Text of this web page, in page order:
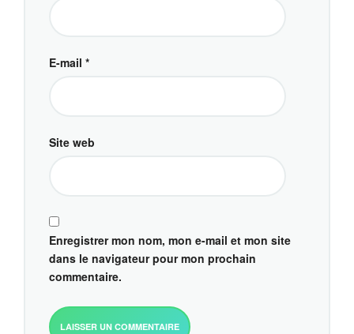
E-mail *
Site web
Enregistrer mon nom, mon e-mail et mon site
dans le navigateur pour mon prochain
commentaire.